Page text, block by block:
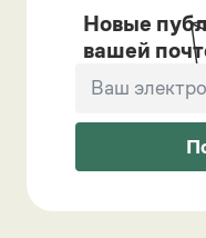
Новые
вашей